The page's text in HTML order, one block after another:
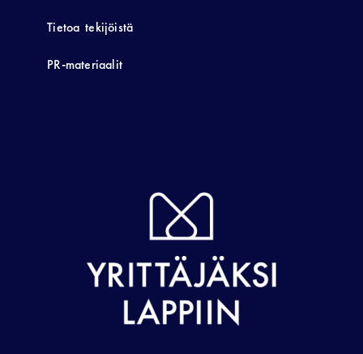
Tietoa tekijöistä
PR-materiaalit